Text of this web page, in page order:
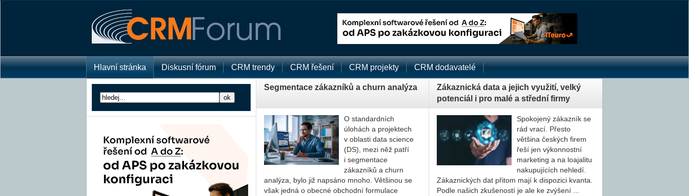
Hlavní stránka Diskusní fórum CRM trendy CRM řešení CRM projekty CRM dodavatelé
Segmentace zákazníků a churn analýza
O standardních
úlohách a projektech
v oblasti data science
(DS), mezi něž patří
i segmentace
zákazníků a churn
analýza, bylo již napsáno mnoho. Většinou se
však jedná o obecné obchodní formulace
Zákaznická data a jejich využití, velký
potenciál i pro malé a střední firmy
Spokojený zákazník se
rád vrací. Přesto
většina českých firem
řeší jen výkonnostní
marketing a na loa­ja­li­tu
na­ku­pu­jí­cích nehledí.
Zá­kaz­nic­kých dat přitom mají k dispozici kvanta.
Podle našich zkušeností je ale ke zvýšení ...